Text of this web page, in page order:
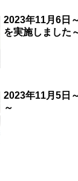
2023年11月6日
を実施しました
2023年11月5日
～